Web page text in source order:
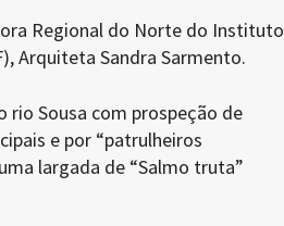
Regional do Norte do Instituto
Arquiteta Sandra Sarmento.
Sousa com prospeção de
e por “patrulheiros
largada de “Salmo truta”